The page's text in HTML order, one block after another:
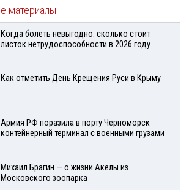
материалы
Когда болеть невыгодно: сколько стоит
листок нетрудоспособности в 2026 году
Как отметить День Крещения Руси в Крыму
Армия РФ поразила в порту Черноморск
контейнерный терминал с военными грузами
Михаил Брагин — о жизни Акелы из
Московского зоопарка